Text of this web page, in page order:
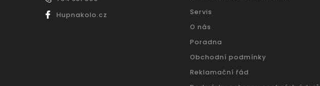
Hupnakolo.cz
Servis
O nás
Poradna
Obchodní podmínky
Reklamační řád